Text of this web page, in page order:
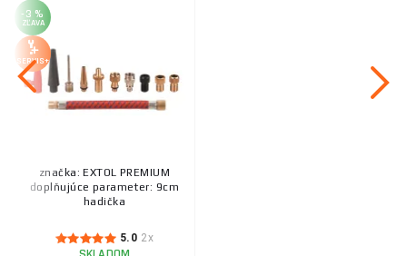
-3 %
ZĽAVA
SERVIS+
značka: EXTOL PREMIUM
doplňujúce parameter: 9cm
hadička
5.0 2x